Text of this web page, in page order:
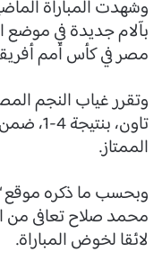
وشهدت المباراة
بآلام جديدة في موضع
مصر في كأس أمم
وتقرر غياب النجم
الممتاز.
محمد صلاح تعافى من
لائقا لخوض المباراة.